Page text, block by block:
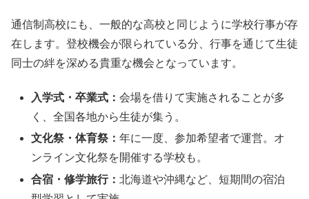
通信制高校にも、一般的な高校と同じように学校行事が存
在します。登校機会が限られている分、行事を通じて生徒
同士の絆を深める貴重な機会となっています。
入学式・卒業式：会場を借りて実施されることが多
く、全国各地から生徒が集う。
文化祭・体育祭：年に一度、参加希望者で運営。オ
ンライン文化祭を開催する学校も。
合宿・修学旅行：北海道や沖縄など、短期間の宿泊